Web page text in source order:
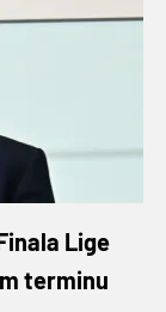
Lige
terminu